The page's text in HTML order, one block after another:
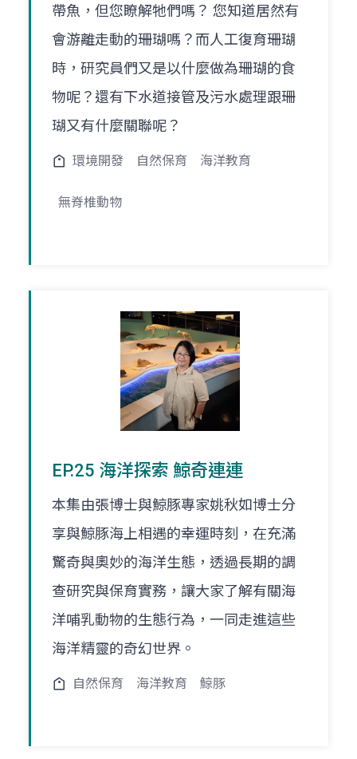
帶魚，但您瞭解牠們嗎？ 您知道居然有
會游離走動的珊瑚嗎？而人工復育珊瑚
時，研究員們又是以什麼做為珊瑚的食
物呢？還有下水道接管及污水處理跟珊
瑚又有什麼關聯呢？
環境開發 自然保育 海洋教育
無脊椎動物
EP.25 海洋探索 鯨奇連連
本集由張博士與鯨豚專家姚秋如博士分
享與鯨豚海上相遇的幸運時刻，在充滿
驚奇與奧妙的海洋生態，透過長期的調
查研究與保育實務，讓大家了解有關海
洋哺乳動物的生態行為，一同走進這些
海洋精靈的奇幻世界。
自然保育 海洋教育 鯨豚